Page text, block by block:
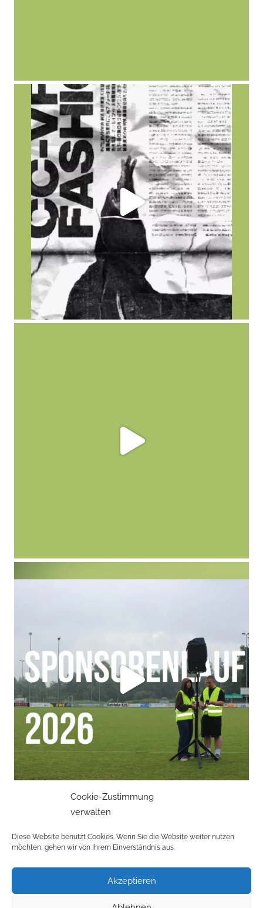
Cookie-Zustimmung
verwalten
Diese Website benutzt Cookies. Wenn Sie die Website weiter nutzen
möchten, gehen wir von Ihrem Einverständnis aus.
Akzeptieren
Mehr laden
Datenschutzerklärung